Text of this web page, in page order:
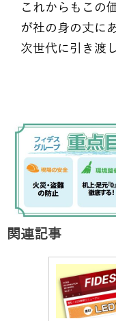
これからもこの
が社の身の丈に
次世代に引き渡
関連記事